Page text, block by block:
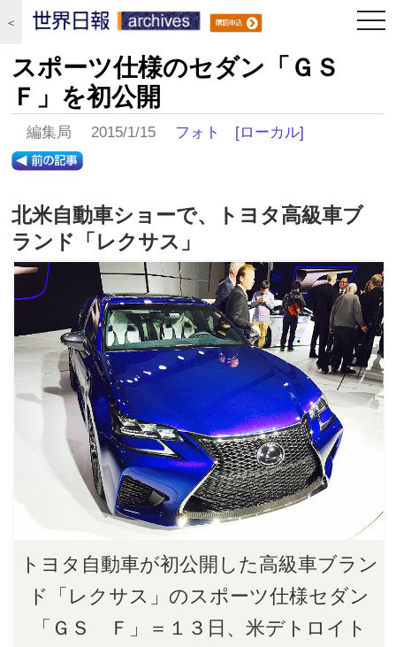
＜
スポーツ仕様のセダン「ＧＳ
Ｆ」を初公開
編集局 2015/1/15 フォト [ローカル]
北米自動車ショーで、トヨタ高級車ブ
ランド「レクサス」
トヨタ自動車が初公開した高級車ブラン
ド「レクサス」のスポーツ仕様セダン
「ＧＳ Ｆ」＝１３日、米デトロイト